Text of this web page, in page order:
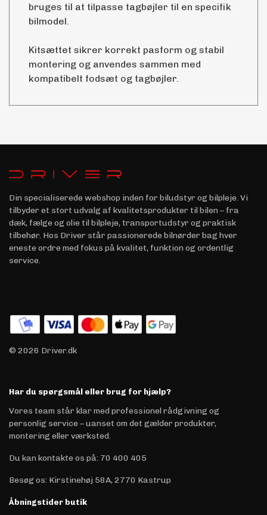
bruges til at tilpasse tagbøjler til en specifik
bilmodel.
Kitsættet sikrer korrekt pasform og stabil
montering og anvendes sammen med
kompatibelt fodsæt og tagbøjler.
Din specialiserede webshop inden for biludstyr og bilpleje. Vi
tilbyder et stort udvalg af kvalitetsprodukter til bilen – fra
dæk, fælge og olie til bilpleje, transportudstyr og praktisk
tilbehør. Hos Driver står passionerede bilnørder bag hver
eneste ordre med fokus på kvalitet, funktion og ordentlig
service.
© 2026 Driver.dk
Har du spørgsmål eller brug for hjælp?
Vores team står klar med professionel rådgivning og
personlig service – uanset om det gælder produkter,
montering eller værksted.
Du kan kontakte os på: 70 400 405
Besøg os: Kirstinehøj 58A, 2770 Kastrup
Åbningstider butik